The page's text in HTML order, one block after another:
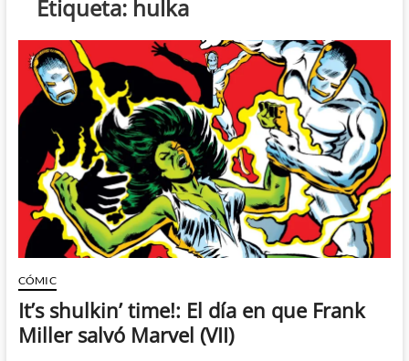
Etiqueta: hulka
CÓMIC
It’s shulkin’ time!: El día en que Frank
Miller salvó Marvel (VII)